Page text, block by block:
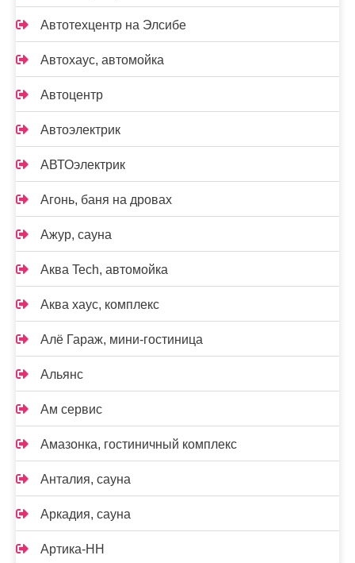
Автотехцентр на Элсибе
Автохаус, автомойка
Автоцентр
Автоэлектрик
АВТОэлектрик
Агонь, баня на дровах
Ажур, сауна
Аква Tech, автомойка
Аква хаус, комплекс
Алё Гараж, мини-гостиница
Альянс
Ам сервис
Амазонка, гостиничный комплекс
Анталия, сауна
Аркадия, сауна
Артика-НН